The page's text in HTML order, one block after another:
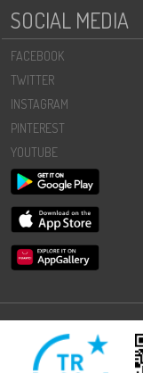
SOCIAL MEDIA
FACEBOOK
TWITTER
INSTAGRAM
PINTEREST
YOUTUBE